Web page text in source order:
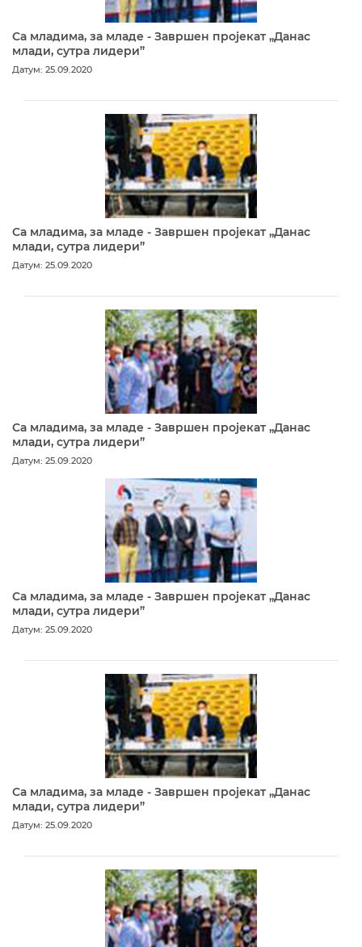
Са младима, за младе - Завршен пројекат „Данас
млади, сутра лидери”
Датум: 25.09.2020
Са младима, за младе - Завршен пројекат „Данас
млади, сутра лидери”
Датум: 25.09.2020
Са младима, за младе - Завршен пројекат „Данас
млади, сутра лидери”
Датум: 25.09.2020
Са младима, за младе - Завршен пројекат „Данас
млади, сутра лидери”
Датум: 25.09.2020
Са младима, за младе - Завршен пројекат „Данас
млади, сутра лидери”
Датум: 25.09.2020